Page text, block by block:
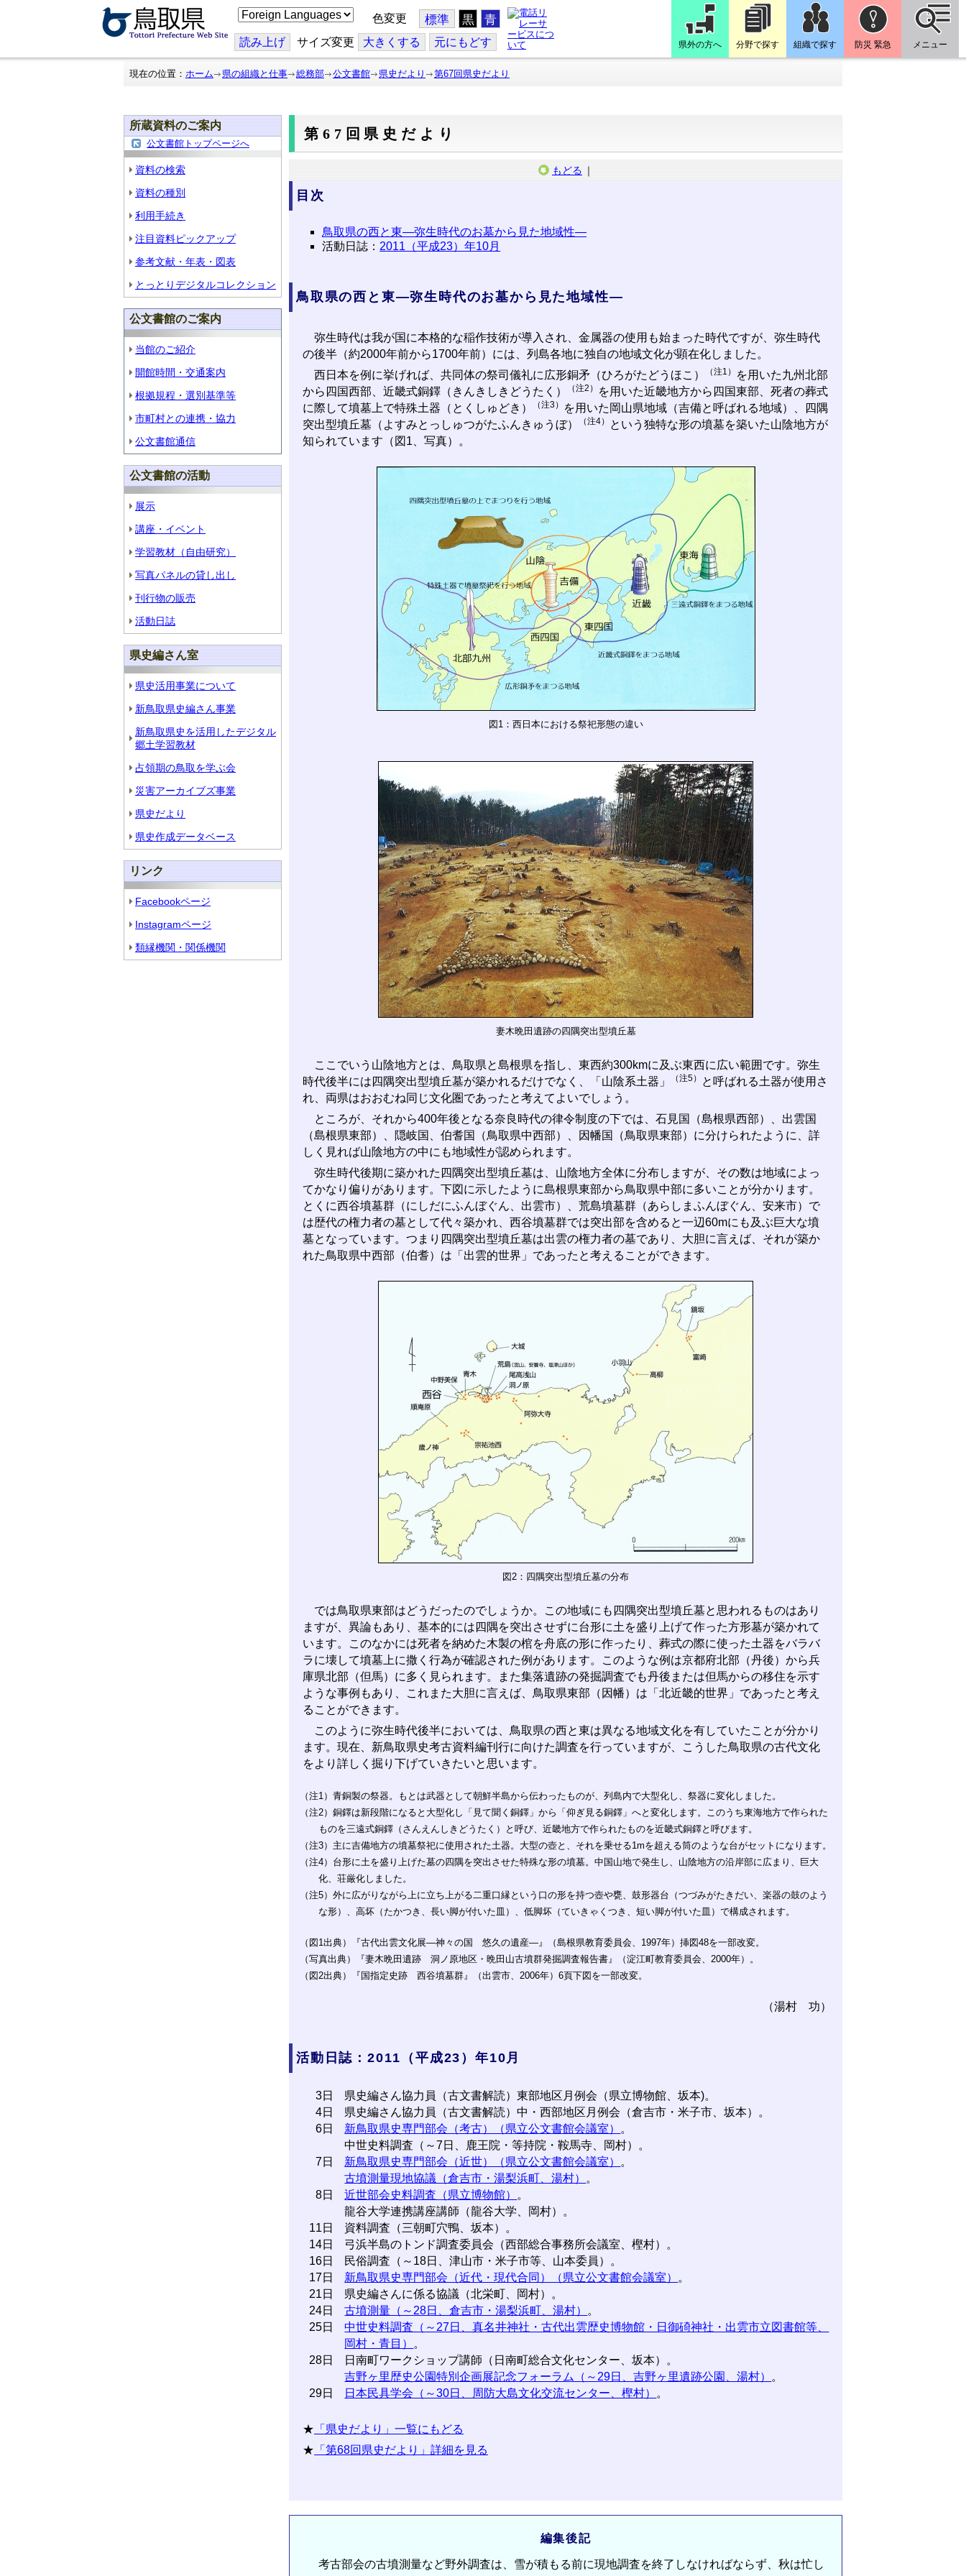
こ
の
ジ
を
翻
色変更 標準 黒 青
読み上げ サイズ変更 大きくする 元にもどす 県外の方へ 分野で探す 組織で探す 防災 緊急 メニュー
現在の位置： ホーム 県の組織と仕事 総務部 公文書館 県史だより 第67回県史だより
所蔵資料のご案内
公文書館トップページへ
資料の検索
資料の種別
利用手続き
注目資料ピックアップ
参考文献・年表・図表
とっとりデジタルコレクション
公文書館のご案内
当館のご紹介
開館時間・交通案内
根拠規程・選別基準等
市町村との連携・協力
公文書館通信
公文書館の活動
展示
講座・イベント
学習教材（自由研究）
写真パネルの貸し出し
刊行物の販売
活動日誌
県史編さん室
県史活用事業について
新鳥取県史編さん事業
新鳥取県史を活用したデジタル
郷土学習教材
占領期の鳥取を学ぶ会
災害アーカイブズ事業
県史だより
県史作成データベース
リンク
Facebookページ
Instagramページ
類縁機関・関係機関
第67回県史だより
もどる ｜
目次
鳥取県の西と東―弥生時代のお墓から見た地域性―
活動日誌： 2011（平成23）年10月
鳥取県の西と東―弥生時代のお墓から見た地域性―
弥生時代は我が国に本格的な稲作技術が導入され、金属器の使用も始まった時代ですが、弥生時代
の後半（約2000年前から1700年前）には、列島各地に独自の地域文化が顕在化しました。
西日本を例に挙げれば、共同体の祭司儀礼に広形銅矛（ひろがたどうほこ）
（注1）
を用いた九州北部
から四国西部、近畿式銅鐸（きんきしきどうたく）
（注2）
を用いた近畿地方から四国東部、死者の葬式
に際して墳墓上で特殊土器（とくしゅどき）
（注3）
を用いた岡山県地域（吉備と呼ばれる地域）、四隅
突出型墳丘墓（よすみとっしゅつがたふんきゅうぼ）
（注4）
という独特な形の墳墓を築いた山陰地方が
知られています（図1、写真）。
図1：西日本における祭祀形態の違い
妻木晩田遺跡の四隅突出型墳丘墓
ここでいう山陰地方とは、鳥取県と島根県を指し、東西約300kmに及ぶ東西に広い範囲です。弥生
時代後半には四隅突出型墳丘墓が築かれるだけでなく、「山陰系土器」
（注5）
と呼ばれる土器が使用さ
れ、両県はおおむね同じ文化圏であったと考えてよいでしょう。
ところが、それから400年後となる奈良時代の律令制度の下では、石見国（島根県西部）、出雲国
（島根県東部）、隠岐国、伯耆国（鳥取県中西部）、因幡国（鳥取県東部）に分けられたように、詳
しく見れば山陰地方の中にも地域性が認められます。
弥生時代後期に築かれた四隅突出型墳丘墓は、山陰地方全体に分布しますが、その数は地域によっ
てかなり偏りがあります。下図に示したように島根県東部から鳥取県中部に多いことが分かります。
とくに西谷墳墓群（にしだにふんぼぐん、出雲市）、荒島墳墓群（あらしまふんぼぐん、安来市）で
は歴代の権力者の墓として代々築かれ、西谷墳墓群では突出部を含めると一辺60mにも及ぶ巨大な墳
墓となっています。つまり四隅突出型墳丘墓は出雲の権力者の墓であり、大胆に言えば、それが築か
れた鳥取県中西部（伯耆）は「出雲的世界」であったと考えることができます。
図2：四隅突出型墳丘墓の分布
では鳥取県東部はどうだったのでしょうか。この地域にも四隅突出型墳丘墓と思われるものはあり
ますが、異論もあり、基本的には四隅を突出させずに台形に土を盛り上げて作った方形墓が築かれて
います。このなかには死者を納めた木製の棺を舟底の形に作ったり、葬式の際に使った土器をバラバ
ラに壊して墳墓上に撒く行為が確認された例があります。このような例は京都府北部（丹後）から兵
庫県北部（但馬）に多く見られます。また集落遺跡の発掘調査でも丹後または但馬からの移住を示す
ような事例もあり、これまた大胆に言えば、鳥取県東部（因幡）は「北近畿的世界」であったと考え
ることができます。
このように弥生時代後半においては、鳥取県の西と東は異なる地域文化を有していたことが分かり
ます。現在、新鳥取県史考古資料編刊行に向けた調査を行っていますが、こうした鳥取県の古代文化
をより詳しく掘り下げていきたいと思います。
（注1）青銅製の祭器。もとは武器として朝鮮半島から伝わったものが、列島内で大型化し、祭器に変化しました。
（注2）銅鐸は新段階になると大型化し「見て聞く銅鐸」から「仰ぎ見る銅鐸」へと変化します。このうち東海地方で作られた
ものを三遠式銅鐸（さんえんしきどうたく）と呼び、近畿地方で作られたものを近畿式銅鐸と呼びます。
（注3）主に吉備地方の墳墓祭祀に使用された土器。大型の壺と、それを乗せる1mを超える筒のような台がセットになります。
（注4）台形に土を盛り上げた墓の四隅を突出させた特殊な形の墳墓。中国山地で発生し、山陰地方の沿岸部に広まり、巨大
化、荘厳化しました。
（注5）外に広がりながら上に立ち上がる二重口縁という口の形を持つ壺や甕、鼓形器台（つづみがたきだい、楽器の鼓のよう
な形）、高坏（たかつき、長い脚が付いた皿）、低脚坏（ていきゃくつき、短い脚が付いた皿）で構成されます。
（図1出典）『古代出雲文化展―神々の国 悠久の遺産―』（島根県教育委員会、1997年）挿図48を一部改変。
（写真出典）『妻木晩田遺跡 洞ノ原地区・晩田山古墳群発掘調査報告書』（淀江町教育委員会、2000年）。
（図2出典）『国指定史跡 西谷墳墓群』（出雲市、2006年）6頁下図を一部改変。
（湯村 功）
活動日誌：2011（平成23）年10月
3日
県史編さん協力員（古文書解読）東部地区月例会（県立博物館、坂本)。
4日
県史編さん協力員（古文書解読）中・西部地区月例会（倉吉市・米子市、坂本）。
6日
新鳥取県史専門部会（考古）（県立公文書館会議室） 。
中世史料調査（～7日、鹿王院・等持院・鞍馬寺、岡村）。
7日
新鳥取県史専門部会（近世）（県立公文書館会議室） 。
古墳測量現地協議（倉吉市・湯梨浜町、湯村） 。
8日
近世部会史料調査（県立博物館） 。
龍谷大学連携講座講師（龍谷大学、岡村）。
11日
資料調査（三朝町穴鴨、坂本）。
14日
弓浜半島のトンド調査委員会（西部総合事務所会議室、樫村）。
16日
民俗調査（～18日、津山市・米子市等、山本委員）。
17日
新鳥取県史専門部会（近代・現代合同）（県立公文書館会議室） 。
21日
県史編さんに係る協議（北栄町、岡村）。
24日
古墳測量（～28日、倉吉市・湯梨浜町、湯村） 。
25日
中世史料調査（～27日、真名井神社・古代出雲歴史博物館・日御碕神社・出雲市立図書館等、
岡村・青目） 。
28日
日南町ワークショップ講師（日南町総合文化センター、坂本）。
吉野ヶ里歴史公園特別企画展記念フォーラム（～29日、吉野ヶ里遺跡公園、湯村） 。
29日
日本民具学会（～30日、周防大島文化交流センター、樫村） 。
★ 「県史だより」一覧にもどる
★ 「第68回県史だより」詳細を見る
編集後記
考古部会の古墳測量など野外調査は、雪が積もる前に現地調査を終了しなければならず、秋は忙し